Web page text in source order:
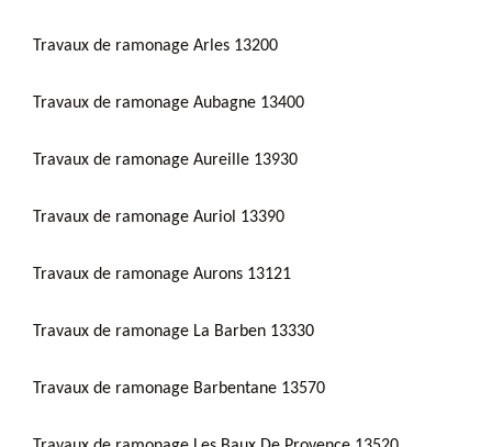
Travaux de ramonage Arles 13200
Travaux de ramonage Aubagne 13400
Travaux de ramonage Aureille 13930
Travaux de ramonage Auriol 13390
Travaux de ramonage Aurons 13121
Travaux de ramonage La Barben 13330
Travaux de ramonage Barbentane 13570